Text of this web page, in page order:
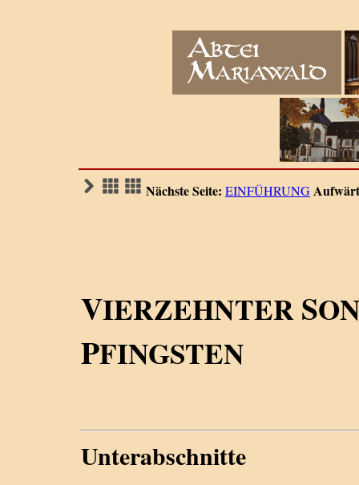
Nächste Seite: EINFÜHRUNG
VIERZEHNTERS
PFINGSTEN
Unterabschnitte